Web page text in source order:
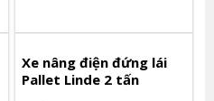
Xe nâng điện đứng lái
Pallet Linde 2 tấn